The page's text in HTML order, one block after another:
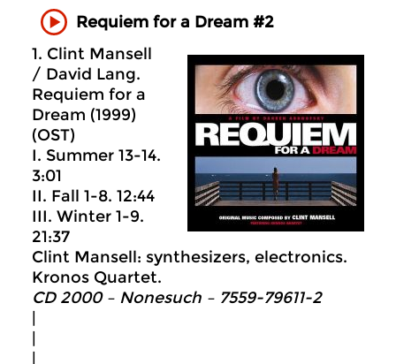
Requiem for a Dream #2
1. Clint Mansell
/ David Lang.
Requiem for a
Dream (1999)
(OST)
I. Summer 13-14.
3:01
II. Fall 1-8. 12:44
III. Winter 1-9.
21:37
Clint Mansell: synthesizers, electronics.
Kronos Quartet.
CD 2000 – Nonesuch ‎– 7559-79611-2